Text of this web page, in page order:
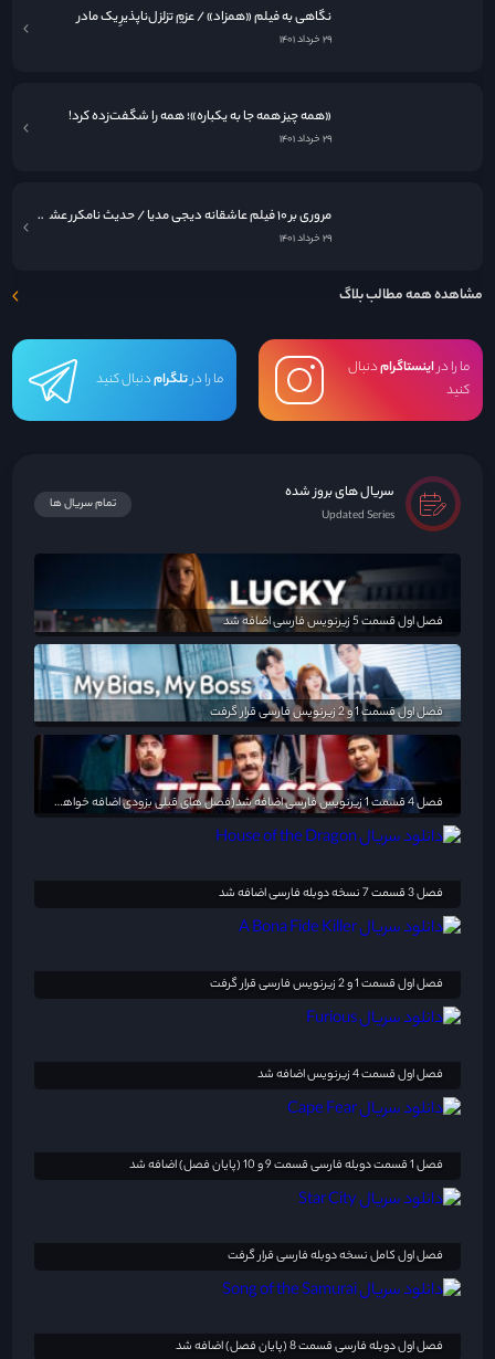
نگاهی به فيلم «همزاد» / عزمِ تزلزل‌ناپذیرِ یک مادر
۲۹ خرداد ۱۴۰۱
«همه چیز همه جا به یکباره»؛ همه را شگفت‌زده کرد!
۲۹ خرداد ۱۴۰۱
مروری بر ۱۰ فیلم عاشقانه دیجی مدیا / حدیث نامکرر عشق در قاب سینما
۲۹ خرداد ۱۴۰۱
مشاهده همه مطالب بلاگ
ما را دراینستاگرامدنبال
کنید
ما را درتلگرامدنبال کنید
سریال های بروز شده
Updated Series
تمام سریال ها
فصل اول قسمت 5 زیرنویس فارسی اضافه شد
فصل اول قسمت 1 و 2 زیرنویس فارسی قرار گرفت
فصل 4 قسمت 1 زیرنویس فارسی اضافه شد(فصل های قبلی بزودی اضافه خواهد شد)
فصل 3 قسمت 7 نسخه دوبله فارسی اضافه شد
فصل اول قسمت 1 و 2 زیرنویس فارسی قرار گرفت
فصل اول قسمت 4 زیرنویس اضافه شد
فصل 1 قسمت دوبله فارسی قسمت 9 و 10 (پایان فصل) اضافه شد
فصل اول کامل نسخه دوبله فارسی قرار گرفت
فصل اول دوبله فارسی قسمت 8 (پایان فصل) اضافه شد